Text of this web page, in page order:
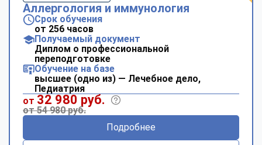
Аллергология и иммунология
Срок обучения
от 256 часов
Получаемый документ
Диплом о профессиональной
переподготовке
Обучение на базе
высшее (одно из) — Лечебное дело,
Педиатрия
от 32 980 руб.
от 54 980 руб.
Подробнее